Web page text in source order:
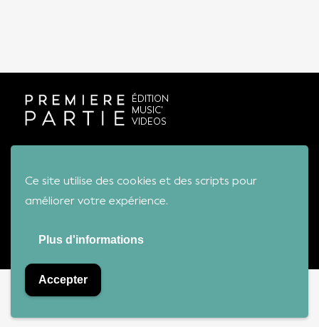
Ce site utilise des cookies et des scripts pour
améliorer votre expérience.
Plus d'informations
Accepter
ÉDITION
MUSIC'
VIDEOS
Conditions générales de vente
Bienvenue sur notre boutique !